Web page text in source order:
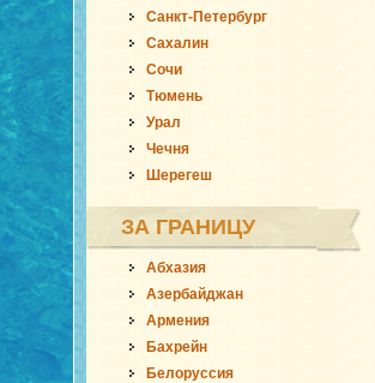
Санкт-Петербург
Сахалин
Сочи
Тюмень
Урал
Чечня
Шерегеш
ЗА ГРАНИЦУ
Абхазия
Азербайджан
Армения
Бахрейн
Белоруссия